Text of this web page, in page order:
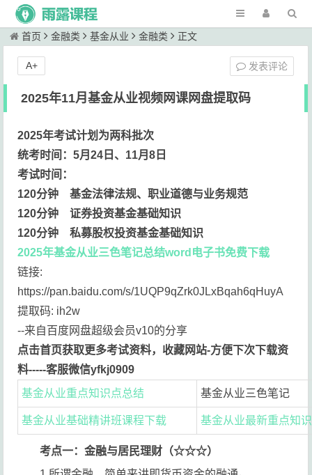
首页 金融类 基金从业 金融类 正文
2025年11月基金从业视频网课网盘提取码
2025年考试计划为两科批次
统考时间：5月24日、11月8日
考试时间：
120分钟基金法律法规、职业道德与业务规范
120分钟证券投资基金基础知识
120分钟私募股权投资基金基础知识
2025年基金从业三色笔记总结word电子书免费下载
链接:
https://pan.baidu.com/s/1UQP9qZrk0JLxBqah6qHuyA
提取码: ih2w
--来自百度网盘超级会员v10的分享
点击首页获取更多考试资料，收藏网站-方便下次下载资
料-----客服微信yfkj0909
基金从业重点知识点总结
基金从业三色笔记
基金从业基础精讲班课程下载 基金从业最新重点知
考点一：金融与居民理财（☆☆☆）
发表评论
A+